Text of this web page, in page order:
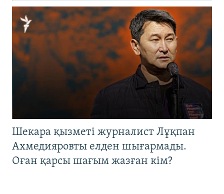
Шекара қызметі журналист Лұқпан
Ахмедияровты елден шығармады.
Оған қарсы шағым жазған кім?